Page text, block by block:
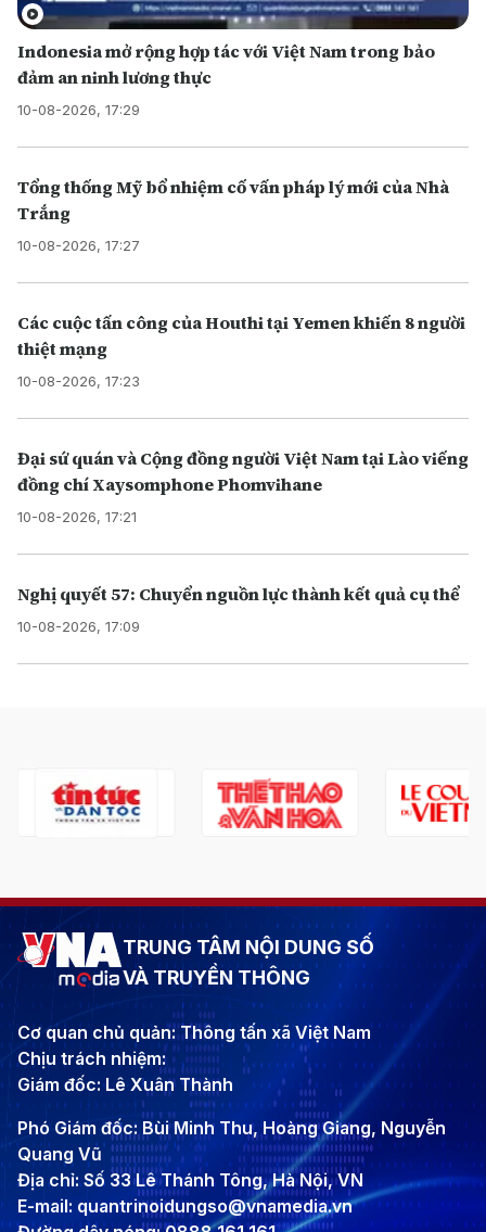
Indonesia mở rộng hợp tác với Việt Nam trong bảo
đảm an ninh lương thực
10-08-2026, 17:29
Tổng thống Mỹ bổ nhiệm cố vấn pháp lý mới của Nhà
Trắng
10-08-2026, 17:27
Các cuộc tấn công của Houthi tại Yemen khiến 8 người
thiệt mạng
10-08-2026, 17:23
Đại sứ quán và Cộng đồng người Việt Nam tại Lào viếng
đồng chí Xaysomphone Phomvihane
10-08-2026, 17:21
Nghị quyết 57: Chuyển nguồn lực thành kết quả cụ thể
10-08-2026, 17:09
TRUNG TÂM NỘI DUNG SỐ
VÀ TRUYỀN THÔNG
Cơ quan chủ quản: Thông tấn xã Việt Nam
Chịu trách nhiệm:
Giám đốc: Lê Xuân Thành
Phó Giám đốc: Bùi Minh Thu, Hoàng Giang, Nguyễn
Quang Vũ
Địa chỉ: Số 33 Lê Thánh Tông, Hà Nội, VN
E-mail: quantrinoidungso@vnamedia.vn